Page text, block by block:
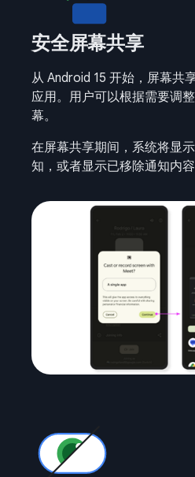
安全屏幕共享
从 Android 15 开始，屏幕共
应用。用户可以根据需要调
幕。
在屏幕共享期间，系统将显
知，或者显示已移除通知内容